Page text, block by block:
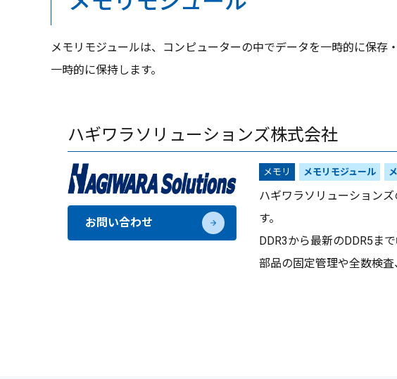
メモリモジュールは、コンピューターの中でデータを一時的に保存
一時的に保持します。
ハギワラソリューションズ株式会社
お問い合わせ
メモリ メモリモジュール
ハギワラソリューション
す。
DDR3から最新のDDR5ま
部品の固定管理や全数検